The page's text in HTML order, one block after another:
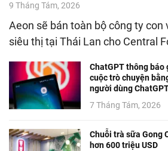
9 Tháng Tám, 2026
Aeon sẽ bán toàn bộ công ty con
siêu thị tại Thái Lan cho Central
ChatGPT thông báo
cuộc trò chuyện
người dùng
7 Tháng Tám, 2026
Chuỗi trà sữa Gong
hơn 600 triệu USD